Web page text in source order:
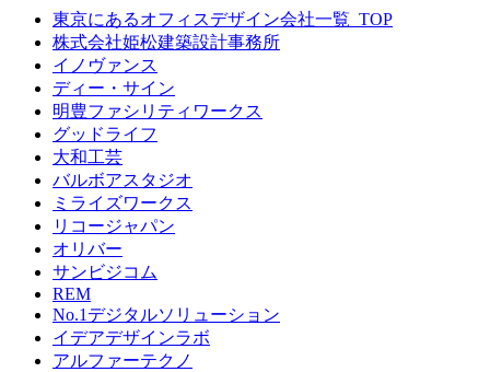
東京にあるオフィスデザイン会社一覧_TOP
株式会社姫松建築設計事務所
イノヴァンス
ディー・サイン
明豊ファシリティワークス
グッドライフ
大和工芸
バルボアスタジオ
ミライズワークス
リコージャパン
オリバー
サンビジコム
REM
No.1デジタルソリューション
イデアデザインラボ
アルファーテクノ